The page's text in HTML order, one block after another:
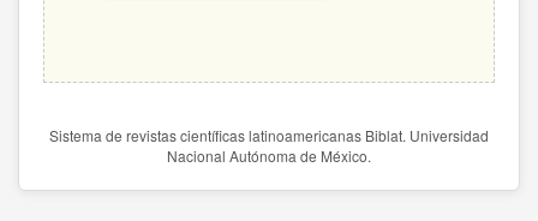
Sistema de revistas científicas latinoamericanas Biblat. Universidad
Nacional Autónoma de México.